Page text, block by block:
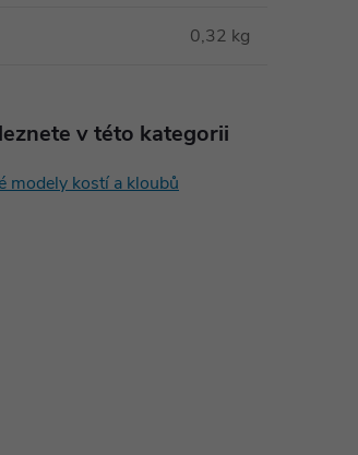
0,32 kg
v této kategorii
modely kostí a kloubů